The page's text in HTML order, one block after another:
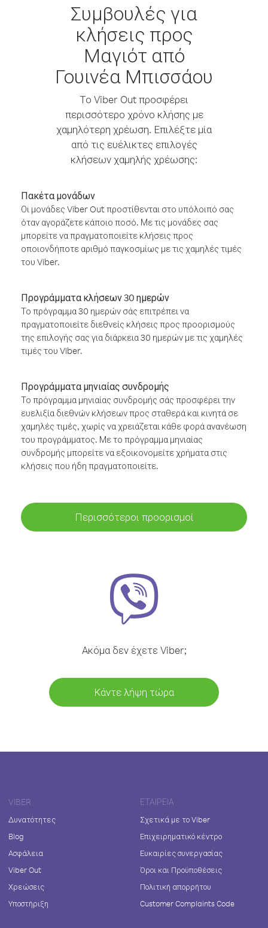
Συμβουλές για
κλήσεις προς
Μαγιότ από
Γουινέα Μπισσάου
Το Viber Out προσφέρει
περισσότερο χρόνο κλήσης με
χαμηλότερη χρέωση. Επιλέξτε μία
από τις ευέλικτες επιλογές
κλήσεων χαμηλής χρέωσης:
Πακέτα μονάδων
Οι μονάδες Viber Out προστίθενται στο υπόλοιπό σας
όταν αγοράζετε κάποιο ποσό. Με τις μονάδες σας
μπορείτε να πραγματοποιείτε κλήσεις προς
οποιονδήποτε αριθμό παγκοσμίως με τις χαμηλές τιμές
του Viber.
Προγράμματα κλήσεων 30 ημερών
Το πρόγραμμα 30 ημερών σάς επιτρέπει να
πραγματοποιείτε διεθνείς κλήσεις προς προορισμούς
της επιλογής σας για διάρκεια 30 ημερών με τις χαμηλές
τιμές του Viber.
Προγράμματα μηνιαίας συνδρομής
Το πρόγραμμα μηνιαίας συνδρομής σάς προσφέρει την
ευελιξία διεθνών κλήσεων προς σταθερά και κινητά σε
χαμηλές τιμές, χωρίς να χρειάζεται κάθε φορά ανανέωση
του προγράμματος. Με το πρόγραμμα μηνιαίας
συνδρομής μπορείτε να εξοικονομείτε χρήματα στις
κλήσεις που ήδη πραγματοποιείτε.
Περισσότεροι προορισμοί
Ακόμα δεν έχετε Viber;
Κάντε λήψη τώρα
VIBER
Δυνατότητες
Blog
Ασφάλεια
Viber Out
Χρεώσεις
Υποστήριξη
ΕΤΑΙΡΕΊΑ
Σχετικά με το Viber
Επιχειρηματικό κέντρο
Ευκαιρίες συνεργασίας
Όροι και Προϋποθέσεις
Πολιτική απορρήτου
Customer Complaints Code